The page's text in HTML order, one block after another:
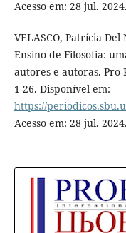
Acesso em: 28 jul. 2024.
VELASCO, Patrícia
Ensino de Filosofia:
autores e autoras. Pro-
1-26. Disponível em:
https://
Acesso em: 28 jul. 2024.